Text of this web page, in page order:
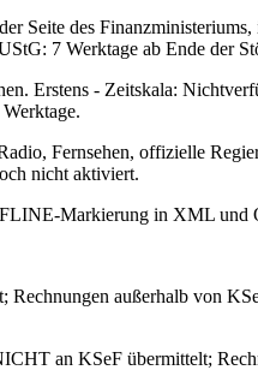
Seite des
7 Werktage ab Ende der
Erstens - Zeitskala:
Fernsehen, offizielle
nicht aktiviert.
Markierung in XML und
außerhalb von
an KSeF übermittelt;